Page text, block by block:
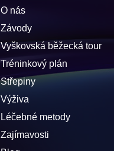
O nás
Závody
Vyškovská běžecká tour
Tréninkový plán
Střepiny
Výživa
Léčebné metody
Zajímavosti